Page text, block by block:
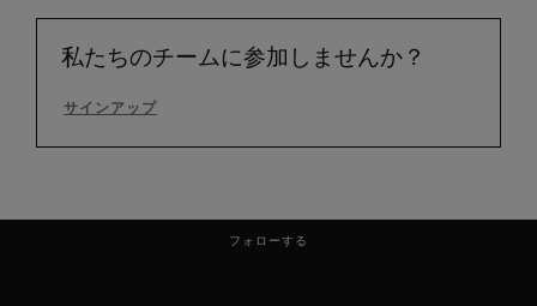
私たちのチームに参加しませんか？
サインアップ
フォローする